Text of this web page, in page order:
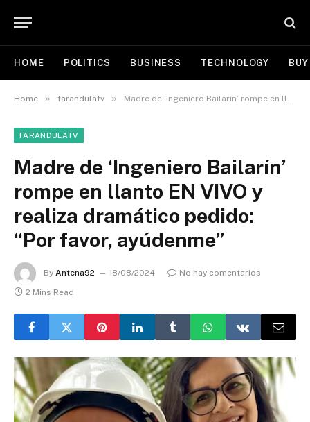
HOME POLITICS BUSINESS TECHNOLOGY
Home » farandulatv » Madre de ‘Ingeniero Bailarín’ rompe en llanto EN VIVO y realiza dramático pedido: “Por favor, ayúdenme”
FARANDULATV
Madre de ‘Ingeniero Bailarín’
rompe en llanto EN VIVO y
realiza dramático pedido:
“Por favor, ayúdenme”
By Antena92 18/08/2024
No hay comentarios
2 Mins Read